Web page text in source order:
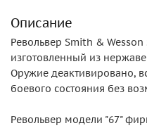
Описание
Револьвер Smith &
изготовленный из
Оружие деактивировано,
боевого состояния без
Револьвер модели "67"